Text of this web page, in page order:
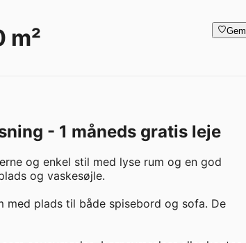
m² Gem
- 1 måneds gratis leje
og enkel stil med lyse rum og en god
og vaskesøjle.
med plads til både spisebord og sofa. De